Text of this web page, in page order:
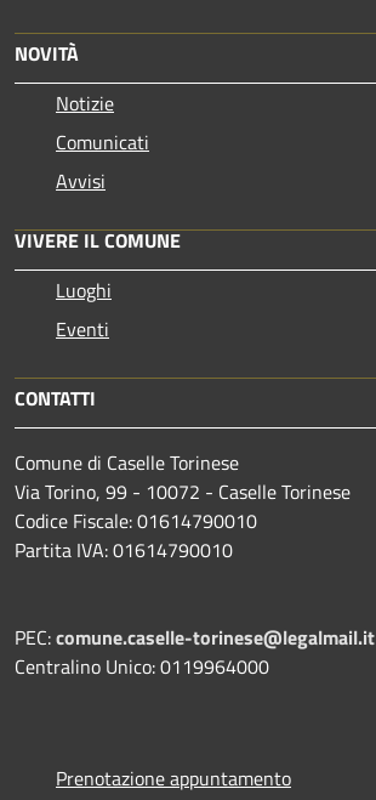
NOVITÀ
Notizie
Comunicati
Avvisi
VIVERE IL COMUNE
Luoghi
Eventi
CONTATTI
Comune di Caselle Torinese
Via Torino, 99 - 10072 - Caselle Torinese
Codice Fiscale: 01614790010
Partita IVA: 01614790010
PEC:comune.caselle-torinese@legalmail.it
Centralino Unico: 0119964000
Prenotazione appuntamento